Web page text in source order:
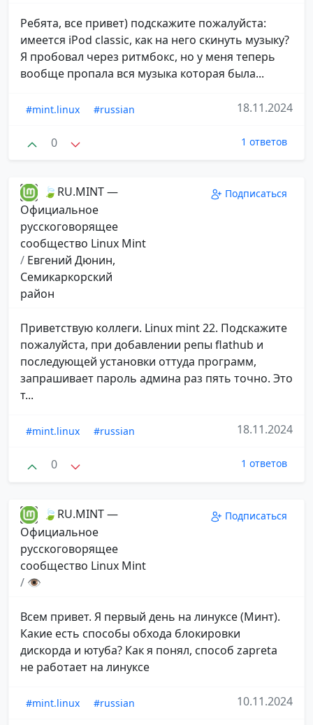
Ребята, все привет) подскажите пожалуйста:
имеется iPod classic, как на него скинуть музыку?
Я пробовал через ритмбокс, но у меня теперь
вообще пропала вся музыка которая была...
#mint.linux #russian 18.11.2024
0 1 ответов
🍃RU.MINT —
Официальное
русскоговорящее
сообщество Linux Mint
/ Евгений Дюнин,
Семикаркорский
район
Подписаться
Приветствую коллеги. Linux mint 22. Подскажите
пожалуйста, при добавлении репы flathub и
последующей установки оттуда программ,
запрашивает пароль админа раз пять точно. Это
т...
#mint.linux #russian 18.11.2024
0 1 ответов
🍃RU.MINT —
Официальное
русскоговорящее
сообщество Linux Mint
/ 👁
Подписаться
Всем привет. Я первый день на линуксе (Минт).
Какие есть способы обхода блокировки
дискорда и ютуба? Как я понял, способ zapreta
не работает на линуксе
#mint.linux #russian 10.11.2024